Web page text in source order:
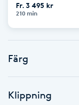
Damklippning
Dermapen
Diamantslipning
Fr. 3 495 kr
210 min
Färg
Klippning